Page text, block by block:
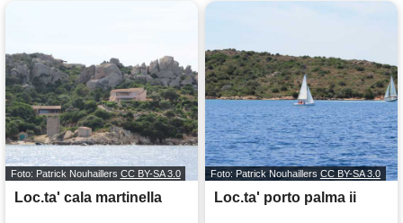
Foto: Patrick Nouhaillers CC BY-SA 3.0
Loc.ta' cala martinella
Foto: Patrick Nouhaillers CC BY-SA 3.0
Loc.ta' porto palma ii